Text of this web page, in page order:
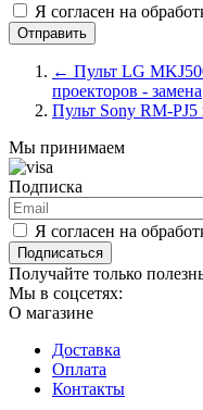
Я согласен на
← Пульт LG
проекторов - замена
Пульт Sony RM-PJ5
Мы принимаем
Подписка
Я согласен на
Подписаться
Получайте только
Мы в соцсетях:
О магазине
Доставка
Оплата
Контакты